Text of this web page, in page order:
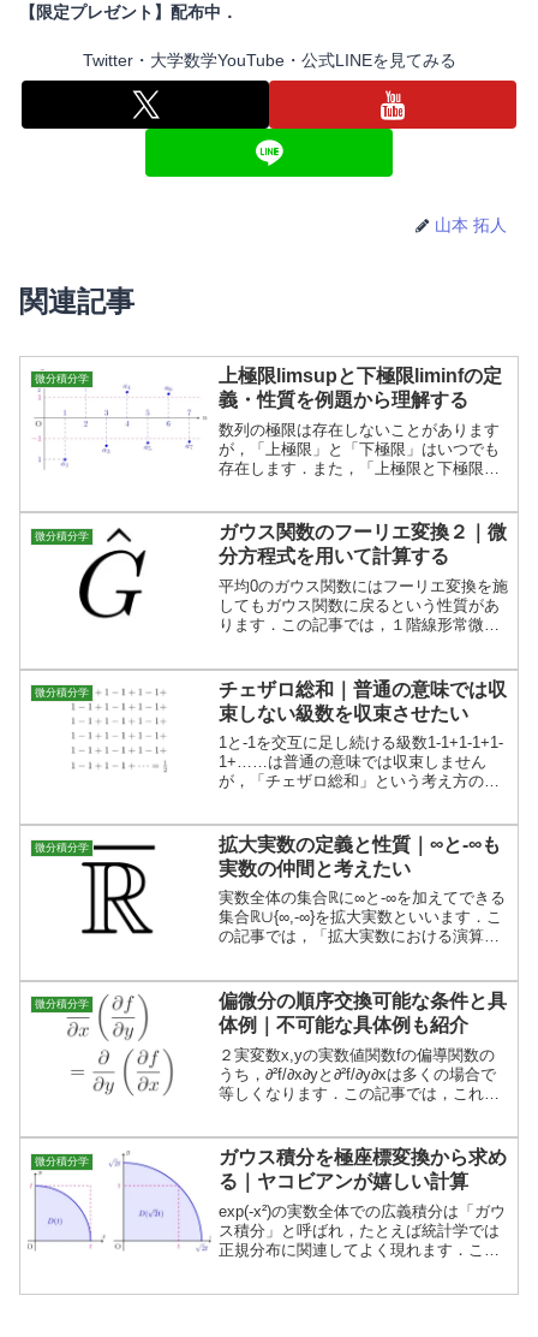
【限定プレゼント】配布中．
Twitter・大学数学YouTube・公式LINEを見てみる
山本 拓人
関連記事
微分積分学
上極限limsupと下極限liminfの定
義・性質を例題から理解する
数列の極限は存在しないことがあります
が，「上極限」と「下極限」はいつでも
存在します．また，「上極限と下極限が
微分積分学
ガウス関数のフーリエ変換２｜微
分方程式を用いて計算する
平均0のガウス関数にはフーリエ変換を施
してもガウス関数に戻るという性質があ
ります．この記事では，１階線形常微分
換を求めます．
微分積分学
チェザロ総和｜普通の意味では収
束しない級数を収束させたい
1と-1を交互に足し続ける級数1-1+1-1+1-
1+……は普通の意味では収束しません
が，「チェザロ総和」という考え方のも
す．この記事では，チェザロ総和の考え
方とチェザロ総和可能な数列を考えま
す．
微分積分学
拡大実数の定義と性質｜∞と-∞も
実数の仲間と考えたい
実数全体の集合ℝに∞と-∞を加えてできる
集合ℝ∪{∞,-∞}を拡大実数といいます．こ
の記事では，「拡大実数における演算」
す．
微分積分学
偏微分の順序交換可能な条件と具
体例｜不可能な具体例も紹介
２実変数x,yの実数値関数fの偏導関数の
うち，∂²f/∂x∂yと∂²f/∂y∂xは多くの場合で
等しくなります．この記事では，これら
介します．
微分積分学
ガウス積分を極座標変換から求め
る｜ヤコビアンが嬉しい計算
exp(-x²)の実数全体での広義積分は「ガウ
ス積分」と呼ばれ，たとえば統計学では
正規分布に関連してよく現れます．この